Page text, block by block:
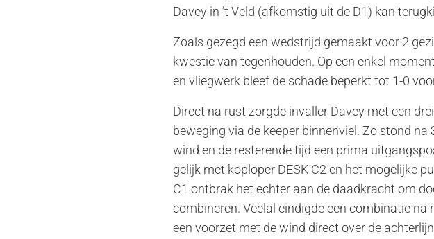
Davey in ’t Veld (afkomstig uit de D1) kan
Zoals gezegd een wedstrijd gemaakt voor 2
kwestie van tegenhouden. Op een enkel
en vliegwerk bleef de schade beperkt tot 1-0
Direct na rust zorgde invaller Davey met een
beweging via de keeper binnenviel. Zo stond
wind en de resterende tijd een prima
gelijk met koploper DESK C2 en het mogelijke
C1 ontbrak het echter aan de daadkracht om
combineren. Veelal eindigde een combinatie
een voorzet met de wind direct over de